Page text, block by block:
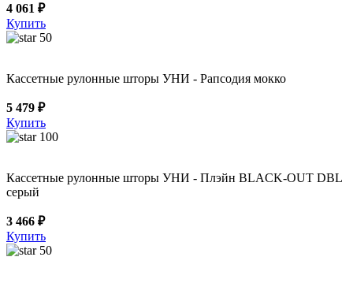
4 061 ₽
Купить
50
Кассетные рулонные шторы УНИ - Рапсодия мокко
5 479 ₽
Купить
100
Кассетные рулонные шторы УНИ - Плэйн BLACK-OUT DBL
серый
3 466 ₽
Купить
50